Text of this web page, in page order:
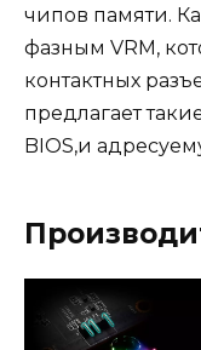
чипов памяти.
фазным VRM,
контактных
предлагает
BIOS,и